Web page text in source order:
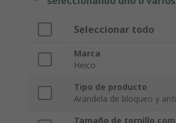
Seleccionar todo
Marca
Heico
Tipo de producto
Arandela de bloqueo y
Tamaño de tornillo